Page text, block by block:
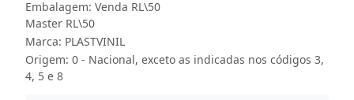
Embalagem: Venda RL\50
Master RL\50
Marca: PLASTVINIL
Origem: 0 - Nacional, exceto as indicadas nos códigos 3,
4, 5 e 8